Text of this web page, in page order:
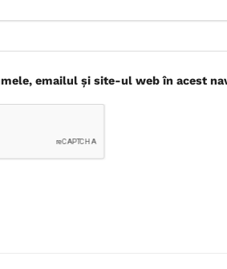
emailul și site-ul web în acest